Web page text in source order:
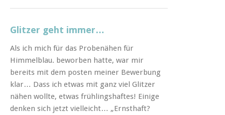
Glitzer geht immer…
Als ich mich für das Probenähen für
Himmelblau. beworben hatte, war mir
bereits mit dem posten meiner Bewerbung
klar… Dass ich etwas mit ganz viel Glitzer
nähen wollte, etwas frühlingshaftes! Einige
denken sich jetzt vielleicht… „Ernsthaft?